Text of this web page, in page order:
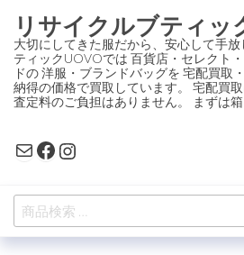
ン
テ
ン
ツ
プ
リサイクルブティッ
大切にしてきた服だから、安心して手
ティックUOVOでは 百貨店・セレクト
ドの 洋服・ブランドバッグを 宅配買取
納得の価格で買取しています。 宅配買
査定料のご負担はありません。 まずは
MailFacebook
Instagram
検
索